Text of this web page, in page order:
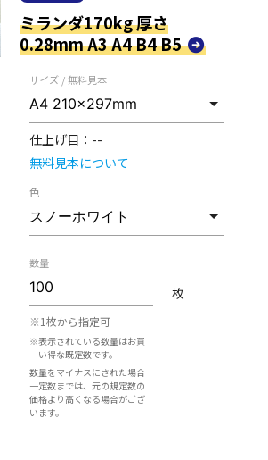
ミランダ170kg 厚さ
0.28mm A3 A4 B4 B5
サイズ / 無料見本
仕上げ目： --
無料見本について
色
数量
※1枚から指定可
※表示されている数量はお買
い得な既定数です。
数量をマイナスにされた場合
一定数までは、元の規定数の
価格より高くなる場合がござ
います。
枚